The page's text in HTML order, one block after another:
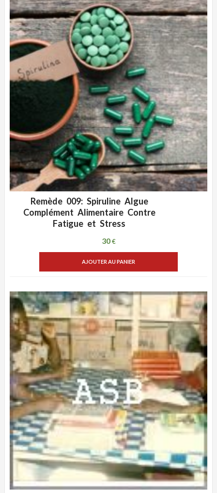
ADD WISHLIST
Remède 009: Spiruline Algue
Complément Alimentaire Contre
Fatigue et Stress
30€
AJOUTER AU PANIER